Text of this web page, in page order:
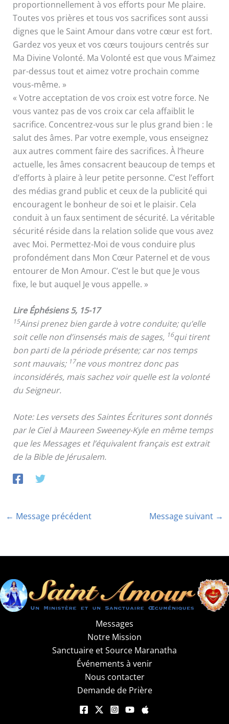
proportionnellement à vos efforts pour Me plaire.
Toutes vos prières et tous vos sacrifices sont aussi
dignes que le Saint Amour dans votre cœur est fort.
Gardez vos yeux et vos cœurs toujours centrés sur
Ma Divine Volonté. Ma Volonté est que vous M’aimez
par-dessus tout et aimez votre prochain comme
vous-même. »
« Votre acceptation de vos croix est votre force. Ne
vous vantez pas de vos croix car cela affaiblit le
sacrifice. Concentrez-vous sur le plus grand bien : le
salut des âmes. Par votre exemple, vous enseignez
aux autres comment faire des sacrifices. À l’heure
actuelle, les âmes consacrent beaucoup de temps et
d’efforts à plaire à leur petite personne. C’est l’effort
des médias grand public et ceux de la publicité qui
encouragent le bonheur de soi et le plaisir. Cela
conduit à un faux sentiment de sécurité. La véritable
sécurité réside dans la relation solide que vous avez
avec Moi. Permettez-Moi de vous conduire plus
profondément dans Mon Cœur Paternel et de vous
entourer de Mon Amour. C’est le but que Je vous
fixe, le but auquel Je vous appelle. »
Lire Éphésiens 5, 15-17
15Ainsi prenez bien garde à votre conduite; qu’elle
soit celle non d’insensés mais de sages, 16qui tirent
bon parti de la période présente; car nos temps
sont mauvais; 17ne vous montrez donc pas
inconsidérés, mais sachez voir quelle est la volonté
du Seigneur.
Note: Les versets des Saintes Écritures sont donnés
par le Ciel à Maureen Sweeney-Kyle en même temps
que les Messages et l’équivalent français est extrait
de la Bible de Jérusalem.
← Message précédent Message suivant →
Messages
Notre Mission
Sanctuaire et Source Maranatha
Événements à venir
Nous contacter
Demande de Prière